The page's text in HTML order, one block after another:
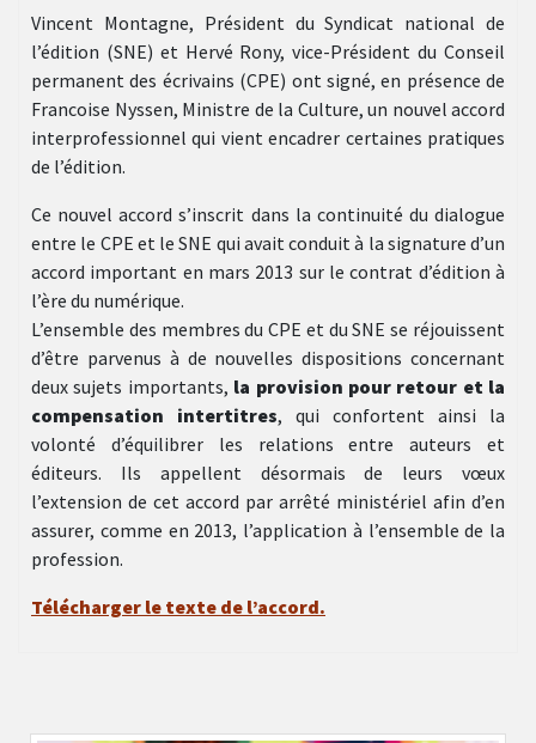
Vincent Montagne, Président du Syndicat national de
l’édition (SNE) et Hervé Rony, vice-Président du Conseil
permanent des écrivains (CPE) ont signé, en présence de
Francoise Nyssen, Ministre de la Culture, un nouvel accord
interprofessionnel qui vient encadrer certaines pratiques
de l’édition.
Ce nouvel accord s’inscrit dans la continuité du dialogue
entre le CPE et le SNE qui avait conduit à la signature d’un
accord important en mars 2013 sur le contrat d’édition à
l’ère du numérique.
L’ensemble des membres du CPE et du SNE se réjouissent
d’être parvenus à de nouvelles dispositions concernant
deux sujets importants, la provision pour retour et la
compensation intertitres, qui confortent ainsi la
volonté d’équilibrer les relations entre auteurs et
éditeurs. Ils appellent désormais de leurs vœux
l’extension de cet accord par arrêté ministériel afin d’en
assurer, comme en 2013, l’application à l’ensemble de la
profession.
Télécharger le texte de l’accord.